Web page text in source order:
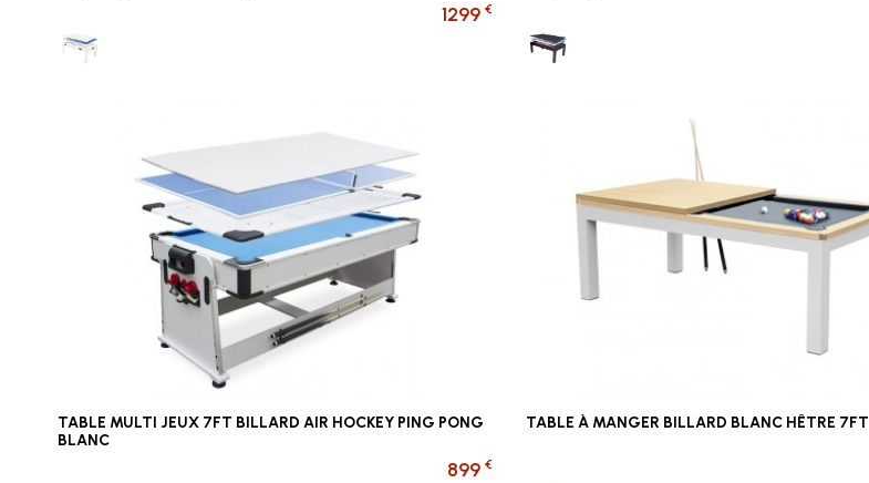
1299€
Multi jeux BLANC Multi jeux NOIR
TABLE MULTI JEUX 7FT BILLARD AIR HOCKEY PING PONG
BLANC
899€
TABLE À MANGER BILLARD BLANC HÊTRE 7FT